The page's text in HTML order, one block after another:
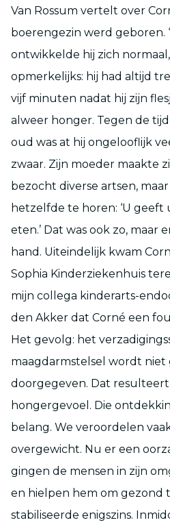
Van Rossum vertelt over
boerengezin werd geboren.
ontwikkelde hij zich
opmerkelijks: hij had altijd
vijf minuten nadat hij zijn
alweer honger. Tegen de
oud was at hij ongelooflijk
zwaar. Zijn moeder maakte
bezocht diverse artsen,
hetzelfde te horen: ‘U
eten.’ Dat was ook zo, maar
hand. Uiteindelijk kwam
Sophia Kinderziekenhuis
mijn collega kinderarts-
den Akker dat Corné een
Het gevolg: het
maagdarmstelsel wordt niet
doorgegeven. Dat
hongergevoel. Die
belang. We veroordelen
overgewicht. Nu er een
gingen de mensen in zijn
en hielpen hem om gezond
stabiliseerde enigszins.